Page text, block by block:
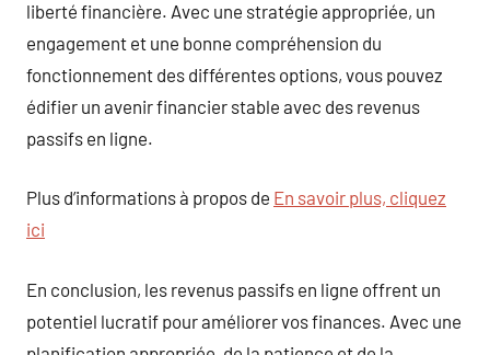
liberté financière. Avec une stratégie appropriée, un
engagement et une bonne compréhension du
fonctionnement des différentes options, vous pouvez
édifier un avenir financier stable avec des revenus
passifs en ligne.
Plus d’informations à propos de En savoir plus, cliquez
ici
En conclusion, les revenus passifs en ligne offrent un
potentiel lucratif pour améliorer vos finances. Avec une